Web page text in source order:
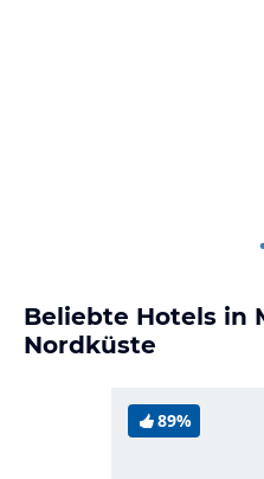
Beliebte Hotels in
Nordküste
89%